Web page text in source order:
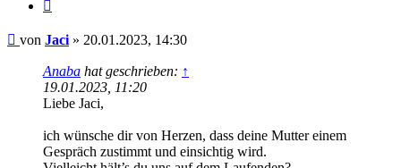
Beitrag
von Jaci » 20.01.2023, 14:30
Anaba hat geschrieben: ↑
19.01.2023, 11:20
Liebe Jaci,
ich wünsche dir von Herzen, dass deine Mutter einem
Gespräch zustimmt und einsichtig wird.